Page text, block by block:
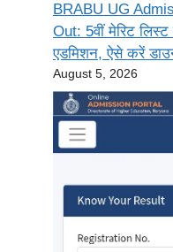
BRABU UG
Out: 5वीं मेरिट
एडमिशन, ऐसे करें
August 5, 2026